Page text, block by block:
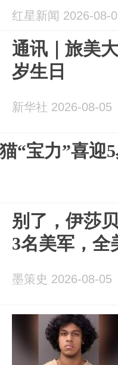
红星新闻 2026-08-
通讯｜旅美
岁生日
新华社 2026-08-05
“宝力”喜迎
别了，伊莎
3名美军，全
墨策史 2026-08-05